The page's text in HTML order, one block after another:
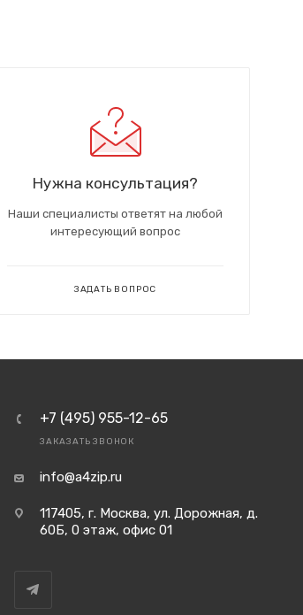
Нужна консультация?
Наши специалисты ответят на любой
интересующий вопрос
ЗАДАТЬ ВОПРОС
+7 (495) 955-12-65
ЗАКАЗАТЬ ЗВОНОК
info@a4zip.ru
117405, г. Москва, ул. Дорожная, д.
60Б, 0 этаж, офис 01